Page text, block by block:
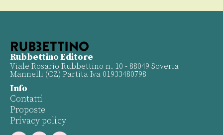
Rubbettino Editore
Viale Rosario Rubbettino n. 10 - 88049 Soveria
Mannelli (CZ) Partita Iva 01933480798
Info
Contatti
Proposte
Privacy policy